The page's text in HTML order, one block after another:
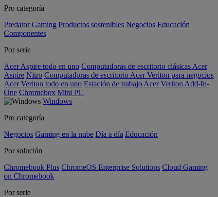
Pro categoría
Predator Gaming Productos sostenibles Negocios Educación
Componentes
Por serie
Acer Aspire todo en uno Computadoras de escritorio clásicas Acer
Aspire Nitro Computadoras de escritorio Acer Veriton para negocios
Acer Veriton todo en uno Estación de trabajo Acer Veriton Add-In-
One Chromebox Mini PC
Windows
Pro categoría
Negocios Gaming en la nube Día a día Educación
Por solución
Chromebook Plus ChromeOS Enterprise Solutions Cloud Gaming
on Chromebook
Por serie